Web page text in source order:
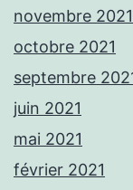
novembre 2021
octobre 2021
septembre
juin 2021
mai 2021
février 2021